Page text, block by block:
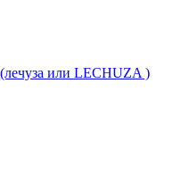
(лечуза или LECHUZA )